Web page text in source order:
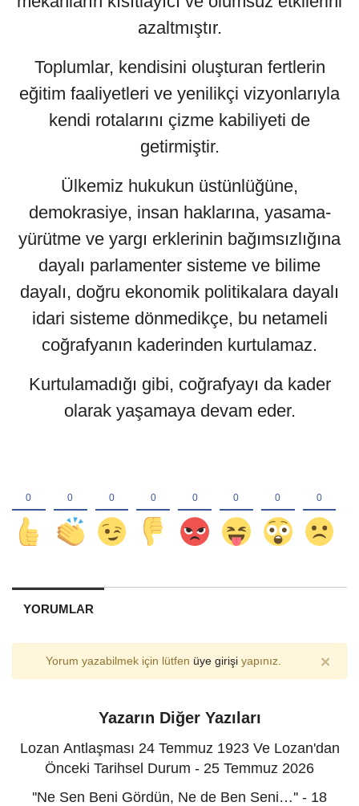
azaltmıştır.
Toplumlar, kendisini oluşturan fertlerin
eğitim faaliyetleri ve yenilikçi vizyonlarıyla
kendi rotalarını çizme kabiliyeti de
getirmiştir.
Ülkemiz hukukun üstünlüğüne,
demokrasiye, insan haklarına, yasama-
yürütme ve yargı erklerinin bağımsızlığına
dayalı parlamenter sisteme ve bilime
dayalı, doğru ekonomik politikalara dayalı
idari sisteme dönmedikçe, bu netameli
coğrafyanın kaderinden kurtulamaz.
Kurtulamadığı gibi, coğrafyayı da kader
olarak yaşamaya devam eder.
YORUMLAR
Yorum yazabilmek için lütfen üye girişiyapınız. ×
Yazarın Diğer Yazıları
Lozan Antlaşması 24 Temmuz 1923 Ve Lozan'dan
Önceki Tarihsel Durum - 25 Temmuz 2026
''Ne Sen Beni Gördün, Ne de Ben Seni…'' - 18